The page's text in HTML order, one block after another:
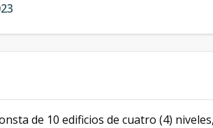
de 10 edificios de cuatro (4)